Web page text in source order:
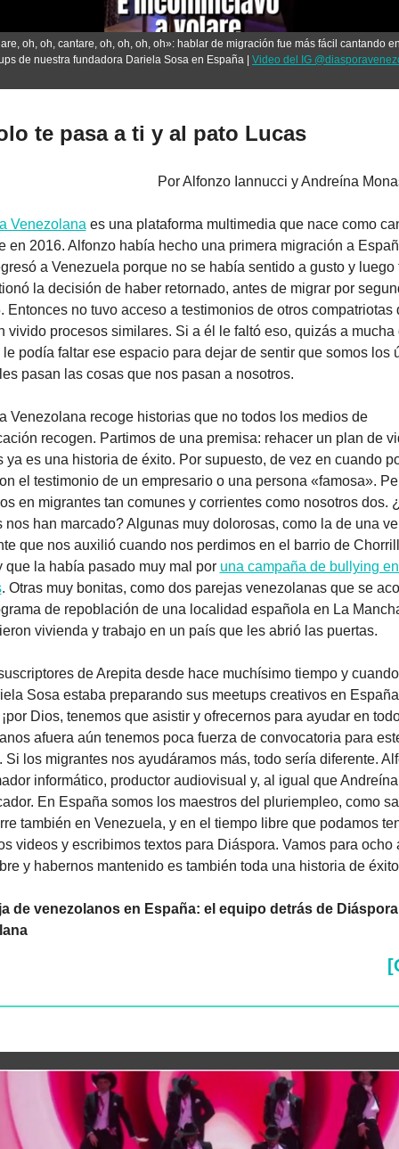
oh, oh, cantare, oh, oh, oh, oh»: hablar de migración fue más fácil cantando
de nuestra fundadora Dariela Sosa en España | Video del IG
te pasa a ti y al pato Lucas
Por Alfonzo Iannucci y Andreína
Venezolana es una plataforma multimedia que nace como
en 2016. Alfonzo había hecho una primera migración a
a Venezuela porque no se había sentido a gusto y luego
la decisión de haber retornado, antes de migrar por
Entonces no tuvo acceso a testimonios de otros compatriotas
vivido procesos similares. Si a él le faltó eso, quizás a mucha
podía faltar ese espacio para dejar de sentir que somos los
pasan las cosas que nos pasan a nosotros.
Venezolana recoge historias que no todos los medios de
recogen. Partimos de una premisa: rehacer un plan de
ya es una historia de éxito. Por supuesto, de vez en cuando
el testimonio de un empresario o una persona «famosa».
en migrantes tan comunes y corrientes como nosotros dos.
nos han marcado? Algunas muy dolorosas, como la de una
que nos auxilió cuando nos perdimos en el barrio de
que la había pasado muy mal por una campaña de bullying
. Otras muy bonitas, como dos parejas venezolanas que se
de repoblación de una localidad española en La
vivienda y trabajo en un país que les abrió las puertas.
de Arepita desde hace muchísimo tiempo y
Sosa estaba preparando sus meetups creativos en
Dios, tenemos que asistir y ofrecernos para ayudar en
afuera aún tenemos poca fuerza de convocatoria para
Si los migrantes nos ayudáramos más, todo sería diferente.
informático, productor audiovisual y, al igual que
En España somos los maestros del pluriempleo, como
también en Venezuela, y en el tiempo libre que podamos
videos y escribimos textos para Diáspora. Vamos para ocho
y habernos mantenido es también toda una historia de
de venezolanos en España: el equipo detrás de Diáspora